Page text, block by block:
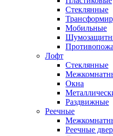
Стеклянные
Мобильные
Лофт
Стеклянные
Окна
Раздвижные
Реечные
Реечные